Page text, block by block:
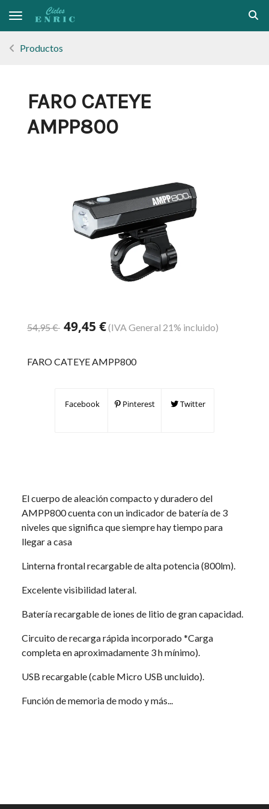
Toggle navigation
Productos
FARO CATEYE
AMPP800
54,95 € 49,45 €(IVA General 21% incluido)
FARO CATEYE AMPP800
Facebook Pinterest Twitter
El cuerpo de aleación compacto y duradero del
AMPP800 cuenta con un indicador de batería de 3
niveles que significa que siempre hay tiempo para
llegar a casa
Linterna frontal recargable de alta potencia (800lm).
Excelente visibilidad lateral.
Batería recargable de iones de litio de gran capacidad.
Circuito de recarga rápida incorporado *Carga
completa en aproximadamente 3 h mínimo).
USB recargable (cable Micro USB uncluido).
Función de memoria de modo y más...